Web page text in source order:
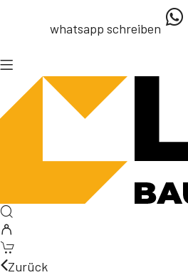
whatsapp schreiben
Zurück